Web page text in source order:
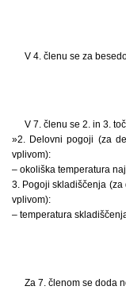
V 4. členu se za
V 7. členu se 2. in 3.
»2. Delovni pogoji (za
vplivom):
– okoliška temperatura
3. Pogoji skladiščenja
vplivom):
– temperatura
Za 7. členom se doda